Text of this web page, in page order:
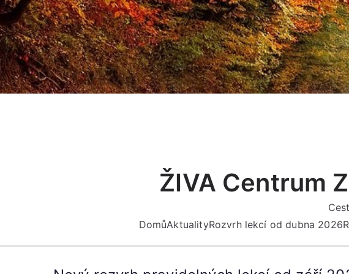
Přeskočit
na
obsah
ŽIVA Centrum
DomůAktualityRozvrh lekcí od dubna 2026